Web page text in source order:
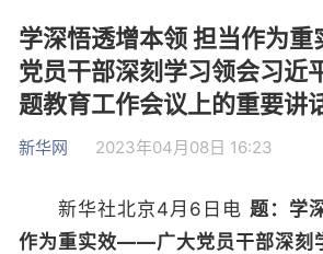
学深悟透增本领 担当作为
党员干部深刻学习领会习近
题教育工作会议上的重要讲
新华网 2023年04月08日 16:23
新华社北京4月6日电 题：学
作为重实效——广大党员干部深刻